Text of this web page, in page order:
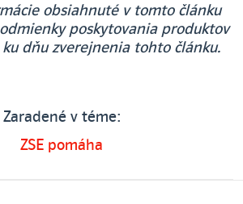
obsiahnuté v tomto článku
poskytovania produktov
dňu zverejnenia tohto článku.
Zaradené v téme:
ZSE pomáha